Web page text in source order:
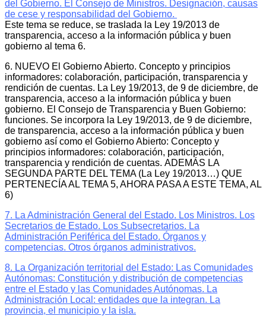
del Gobierno. El Consejo de Ministros. Designación, causas
de cese y responsabilidad del Gobierno.
Este tema se reduce, se traslada la Ley 19/2013 de
transparencia, acceso a la información pública y buen
gobierno al tema 6.
6. NUEVO El Gobierno Abierto. Concepto y principios
informadores: colaboración, participación, transparencia y
rendición de cuentas. La Ley 19/2013, de 9 de diciembre, de
transparencia, acceso a la información pública y buen
gobierno. El Consejo de Transparencia y Buen Gobierno:
funciones. Se incorpora la Ley 19/2013, de 9 de diciembre,
de transparencia, acceso a la información pública y buen
gobierno así como el Gobierno Abierto: Concepto y
principios informadores: colaboración, participación,
transparencia y rendición de cuentas. ADEMÁS LA
SEGUNDA PARTE DEL TEMA (La Ley 19/2013…) QUE
PERTENECÍA AL TEMA 5, AHORA PASA A ESTE TEMA, AL
6)
7. La Administración General del Estado. Los Ministros. Los
Secretarios de Estado. Los Subsecretarios. La
Administración Periférica del Estado. Órganos y
competencias. Otros órganos administrativos.
8. La Organización territorial del Estado: Las Comunidades
Autónomas: Constitución y distribución de competencias
entre el Estado y las Comunidades Autónomas. La
Administración Local: entidades que la integran. La
provincia, el municipio y la isla.